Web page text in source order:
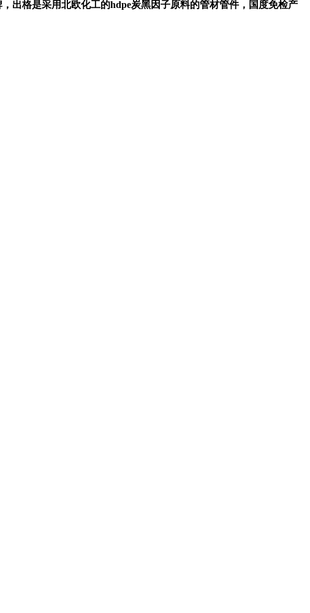
出格是采用北欧化工的hdpe炭黑因子原料的管材管件，国度免检产